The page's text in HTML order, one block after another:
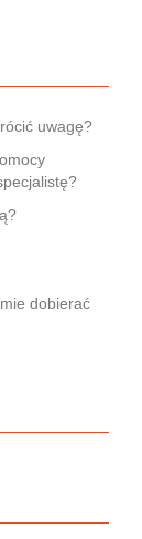
uwagę?
dobierać